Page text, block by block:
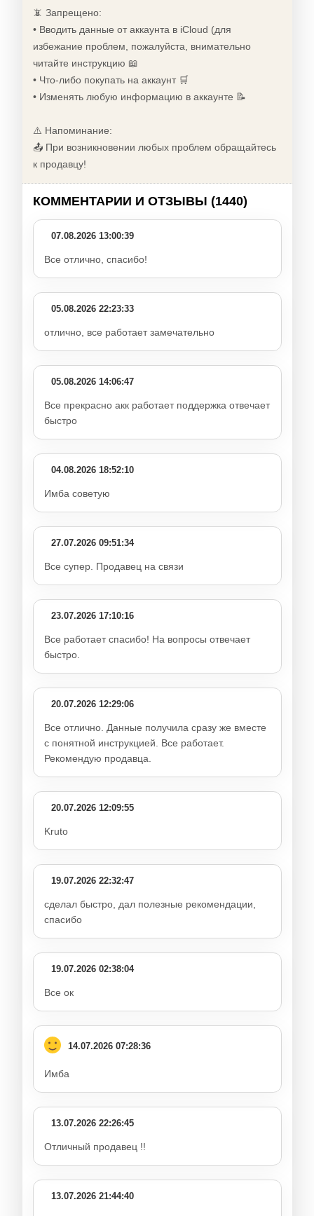
📵 Запрещено:
• Вводить данные от аккаунта в iCloud (для
избежание проблем, пожалуйста, внимательно
читайте инструкцию 📖
• Что-либо покупать на аккаунт 🛒
• Изменять любую информацию в аккаунте 📝
⚠️ Напоминание:
📤 При возникновении любых проблем обращайтесь
к продавцу!
КОММЕНТАРИИ И ОТЗЫВЫ (1440)
07.08.2026 13:00:39
Все отлично, спасибо!
05.08.2026 22:23:33
отлично, все работает замечательно
05.08.2026 14:06:47
Все прекрасно акк работает поддержка отвечает
быстро
04.08.2026 18:52:10
Имба советую
27.07.2026 09:51:34
Все супер. Продавец на связи
23.07.2026 17:10:16
Все работает спасибо! На вопросы отвечает
быстро.
20.07.2026 12:29:06
Все отлично. Данные получила сразу же вместе
с понятной инструкцией. Все работает.
Рекомендую продавца.
20.07.2026 12:09:55
Kruto
19.07.2026 22:32:47
сделал быстро, дал полезные рекомендации,
спасибо
19.07.2026 02:38:04
Все ок
14.07.2026 07:28:36
Имба
13.07.2026 22:26:45
Отличный продавец !!
13.07.2026 21:44:40